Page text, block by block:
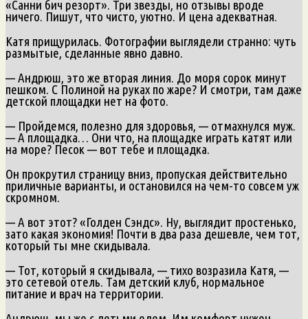
«Санни бич резорт». Три звезды, но отзывы вроде
ничего. Пишут, что чисто, уютно. И цена адекватная.
Катя прищурилась. Фотографии выглядели странно: чуть
размытые, сделанные явно давно.
— Андрюш, это же вторая линия. До моря сорок минут
пешком. С Полиной на руках по жаре? И смотри, там даже
детской площадки нет на фото.
— Пройдемся, полезно для здоровья, — отмахнулся муж.
— А площадка… Они что, на площадке играть катят или
на море? Песок — вот тебе и площадка.
Он прокрутил страницу вниз, пропуская действительно
приличные варианты, и остановился на чем-то совсем уж
скромном.
— А вот этот? «Голден Сэндс». Ну, выглядит простенько,
зато какая экономия! Почти в два раза дешевле, чем тот,
который ты мне скидывала.
— Тот, который я скидывала, — тихо возразила Катя, —
это сетевой отель. Там детский клуб, нормальное
питание и врач на территории.